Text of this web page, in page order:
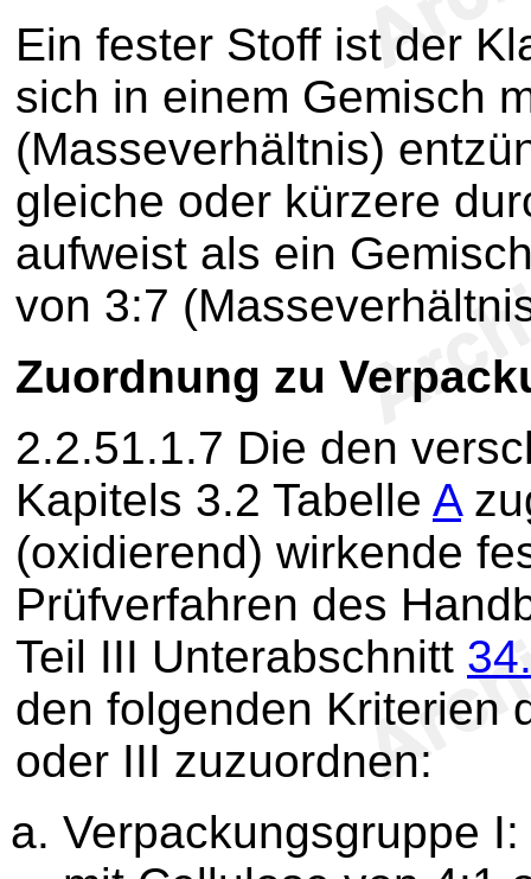
Ein fester Stoff ist der
sich in einem Gemisch
(Masseverhältnis)
gleiche oder kürzere
aufweist als ein
von 3:7
Zuordnung zu
2.2.51.1.7 Die den
Kapitels 3.2 Tabelle A
(oxidierend) wirkende
Prüfverfahren des
Teil III Unterabschnitt
den folgenden Kriterien
oder III zuzuordnen:
Verpackungsgruppe